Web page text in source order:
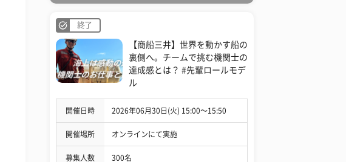
終了
【商船三井】世界を動かす船の
裏側へ。チームで挑む機関士の
達成感とは？ #先輩ロールモデ
ル
開催日時 2026年06月30日(火) 15:00〜15:50
開催場所 オンラインにて実施
募集人数 300名